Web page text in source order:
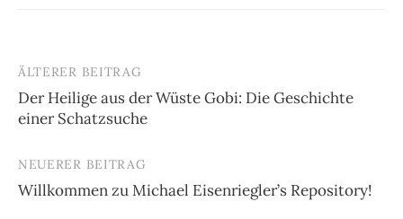
Beitrags-
Navigation
ÄLTERER BEITRAG
Der Heilige aus der Wüste Gobi: Die Geschichte
einer Schatzsuche
NEUERER BEITRAG
Willkommen zu Michael Eisenriegler’s Repository!